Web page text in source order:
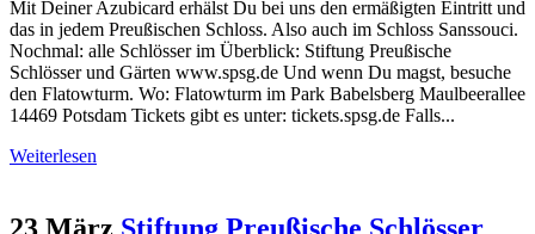
Mit Deiner Azubicard erhälst Du bei uns den ermäßigten Eintritt und
das in jedem Preußischen Schloss. Also auch im Schloss Sanssouci.
Nochmal: alle Schlösser im Überblick: Stiftung Preußische
Schlösser und Gärten www.spsg.de Und wenn Du magst, besuche
den Flatowturm. Wo: Flatowturm im Park Babelsberg Maulbeerallee
14469 Potsdam Tickets gibt es unter: tickets.spsg.de Falls...
Weiterlesen